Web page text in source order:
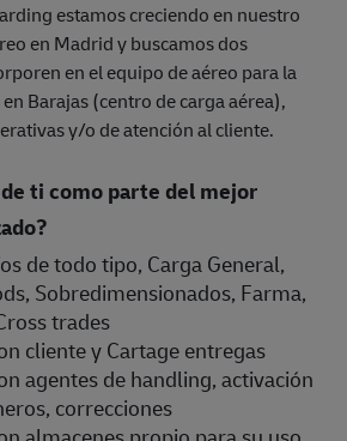
estamos creciendo en nuestro
en Madrid y buscamos dos
en el equipo de aéreo para la
Barajas (centro de carga aérea),
y/o de atención al cliente.
ti como parte del mejor
de todo tipo, Carga General,
Sobredimensionados, Farma,
trades
cliente y Cartage entregas
agentes de handling, activación
correcciones